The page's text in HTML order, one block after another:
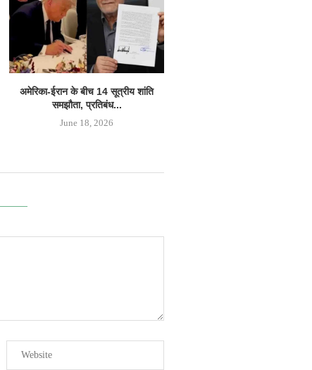
अमेरिका-ईरान के बीच 14 सूत्रीय शांति
समझौता, प्रतिबंध...
June 18, 2026